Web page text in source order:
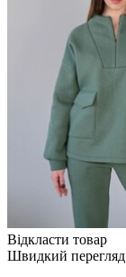
Відкласти товар
Швидкий перегляд